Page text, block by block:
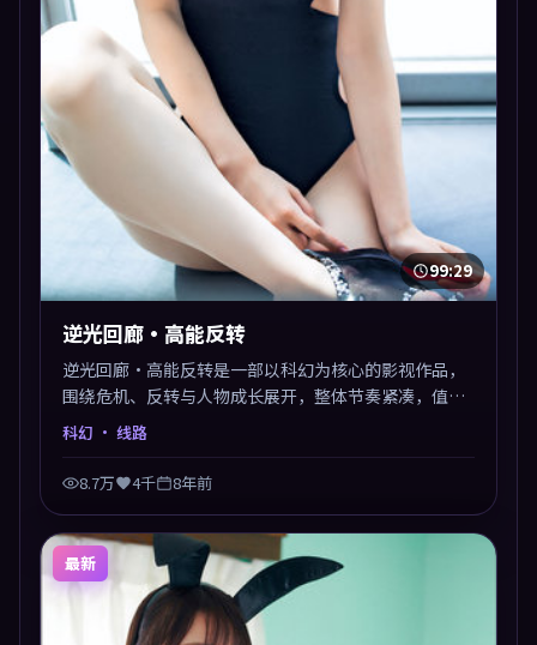
99:29
逆光回廊·高能反转
逆光回廊·高能反转是一部以科幻为核心的影视作品，
围绕危机、反转与人物成长展开，整体节奏紧凑，值得
推荐观看。
科幻 · 线路
8.7万 4千 8年前
最新